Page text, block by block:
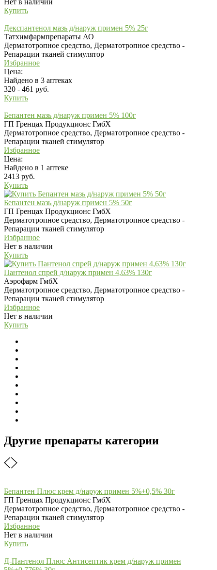
Купить
Декспантенол мазь д/наруж примен 5% 25г
Татхимфармпрепараты АО
Дерматотропное средство, Дерматотропное средство -
Репарации тканей стимулятор
Избранное
Цена:
Найдено в 3 аптеках
320 - 461 руб.
Купить
Бепантен мазь д/наруж примен 5% 100г
ГП Гренцах Продукционс ГмбХ
Дерматотропное средство, Дерматотропное средство -
Репарации тканей стимулятор
Избранное
Цена:
Найдено в 1 аптеке
2413 руб.
Купить
Бепантен мазь д/наруж примен 5% 50г
ГП Гренцах Продукционс ГмбХ
Дерматотропное средство, Дерматотропное средство -
Репарации тканей стимулятор
Избранное
Нет в наличии
Купить
Пантенол спрей д/наруж примен 4,63% 130г
Аэрофарм ГмбХ
Дерматотропное средство, Дерматотропное средство -
Репарации тканей стимулятор
Избранное
Нет в наличии
Купить
Другие препараты категории
Бепантен Плюс крем д/наруж примен 5%+0,5% 30г
ГП Гренцах Продукционс ГмбХ
Дерматотропное средство, Дерматотропное средство -
Репарации тканей стимулятор
Избранное
Нет в наличии
Купить
Д-Пантенол Плюс Антисептик крем д/наруж примен